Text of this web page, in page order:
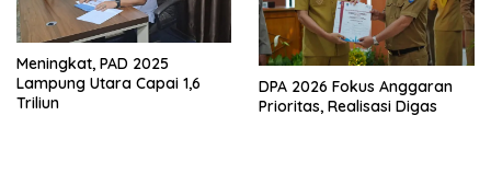
Meningkat, PAD 2025
Lampung Utara Capai 1,6
Triliun
DPA 2026 Fokus Anggaran
Prioritas, Realisasi Digas